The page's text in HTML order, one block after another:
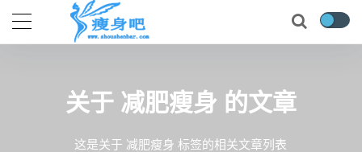
关于 减肥瘦身 的文章
这是关于 减肥瘦身 标签的相关文章列表